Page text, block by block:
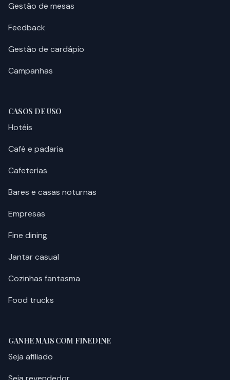
Gestão de mesas
Feedback
Gestão de cardápio
Campanhas
CASOS DE USO
Hotéis
Café e padaria
Cafeterias
Bares e casas noturnas
Empresas
Fine dining
Jantar casual
Cozinhas fantasma
Food trucks
GANHE MAIS COM FINEDINE
Seja afiliado